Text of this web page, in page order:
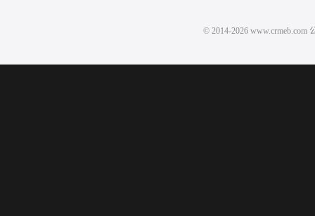
© 2014-2026